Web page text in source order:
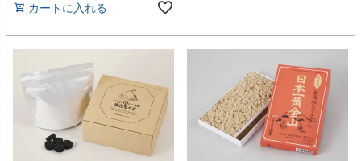
カートに入れる